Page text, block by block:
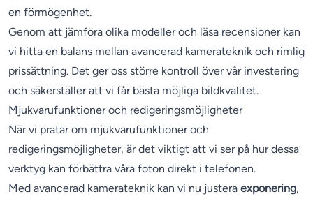
en förmögenhet.
Genom att jämföra olika modeller och läsa recensioner kan
vi hitta en balans mellan avancerad kamerateknik och rimlig
prissättning. Det ger oss större kontroll över vår investering
och säkerställer att vi får bästa möjliga bildkvalitet.
Mjukvarufunktioner och redigeringsmöjligheter
När vi pratar om mjukvarufunktioner och
redigeringsmöjligheter, är det viktigt att vi ser på hur dessa
verktyg kan förbättra våra foton direkt i telefonen.
Med avancerad kamerateknik kan vi nu justera exponering,